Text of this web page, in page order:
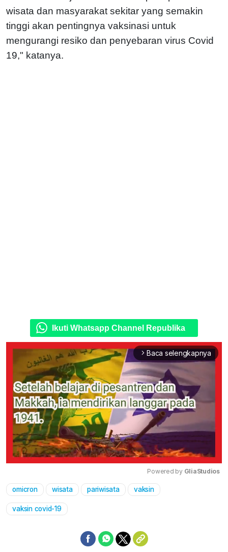
wisata dan masyarakat sekitar yang semakin
tinggi akan pentingnya vaksinasi untuk
mengurangi resiko dan penyebaran virus Covid
19," katanya.
Ikuti Whatsapp Channel Republika
arrow_forward_ios Baca selengkapnya
Powered by GliaStudios
omicron wisata pariwisata vaksin
vaksin covid-19